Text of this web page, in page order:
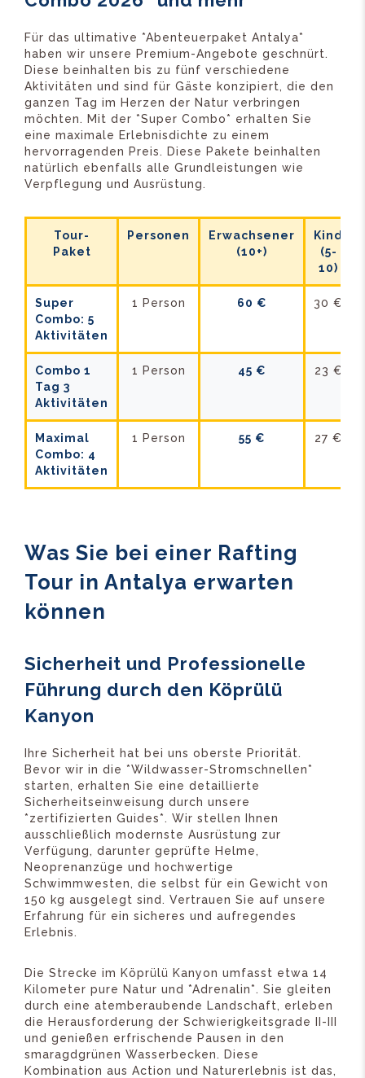
Für das ultimative *Abenteuerpaket Antalya*
haben wir unsere Premium-Angebote geschnürt.
Diese beinhalten bis zu fünf verschiedene
Aktivitäten und sind für Gäste konzipiert, die den
ganzen Tag im Herzen der Natur verbringen
möchten. Mit der *Super Combo* erhalten Sie
eine maximale Erlebnisdichte zu einem
hervorragenden Preis. Diese Pakete beinhalten
natürlich ebenfalls alle Grundleistungen wie
Verpflegung und Ausrüstung.
Tour-
Paket
Personen
Erwachsener
(10+)
Kind
(5-
10)
Super
Combo: 5
Aktivitäten
1 Person 60 € 30 €
Combo 1
Tag 3
Aktivitäten
1 Person 45 € 23 €
Maximal
Combo: 4
Aktivitäten
1 Person 55 € 27 €
Was Sie bei einer Rafting
Tour in Antalya erwarten
können
Sicherheit und Professionelle
Führung durch den Köprülü
Kanyon
Ihre Sicherheit hat bei uns oberste Priorität.
Bevor wir in die *Wildwasser-Stromschnellen*
starten, erhalten Sie eine detaillierte
Sicherheitseinweisung durch unsere
*zertifizierten Guides*. Wir stellen Ihnen
ausschließlich modernste Ausrüstung zur
Verfügung, darunter geprüfte Helme,
Neoprenanzüge und hochwertige
Schwimmwesten, die selbst für ein Gewicht von
150 kg ausgelegt sind. Vertrauen Sie auf unsere
Erfahrung für ein sicheres und aufregendes
Erlebnis.
Die Strecke im Köprülü Kanyon umfasst etwa 14
Kilometer pure Natur und *Adrenalin*. Sie gleiten
durch eine atemberaubende Landschaft, erleben
die Herausforderung der Schwierigkeitsgrade II-III
und genießen erfrischende Pausen in den
smaragdgrünen Wasserbecken. Diese
Kombination aus Action und Naturerlebnis ist das,